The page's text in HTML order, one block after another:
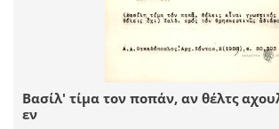
Βασίλ' τίμα τον ποπάν, αν θέλτς
εν